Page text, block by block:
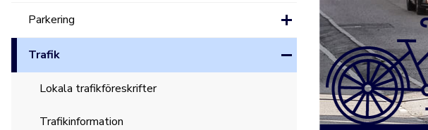
Parkering
Trafik
Lokala trafikföreskrifter
Trafikinformation